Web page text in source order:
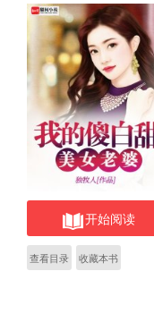
开始阅读
查看目录 收藏本书